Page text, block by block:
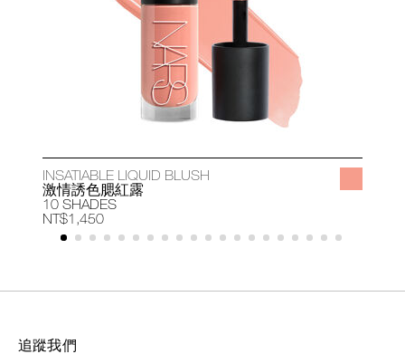
INSATIABLE LIQUID BLUSH
激情誘色腮紅露
10 SHADES
NT$1,450
追蹤我們